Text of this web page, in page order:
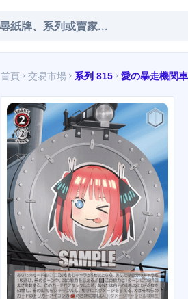
首頁 chevron_right 交易市場 chevron_right 系列 815 chevron_right 愛の暴走機関車